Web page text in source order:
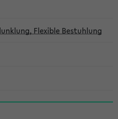
Flexible Bestuhlung